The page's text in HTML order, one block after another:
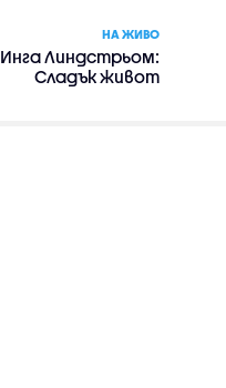
НА ЖИВО
Инга Линдстрьом:
Сладък живот